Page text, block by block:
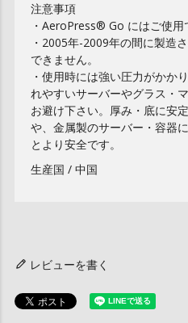
注意事項
・AeroPress® Go にはご使用
・2005年-2009年の間に製造
できません。
・使用時には強い圧力がかか
れやすいサーバーやグラス・
お避け下さい。厚み・底に安
や、金属製のサーバー・容器
とより安全です。
生産国 / 中国
レビューを書く